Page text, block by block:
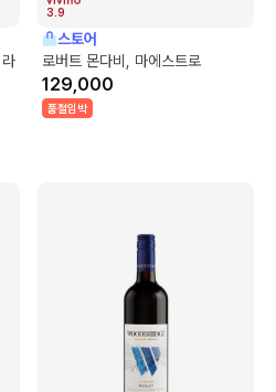
3.9
스토어
로버트 몬다비, 마에스트로
129,000
품절임박